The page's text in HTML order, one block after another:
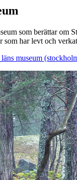
som berättar om
som har levt och
museum